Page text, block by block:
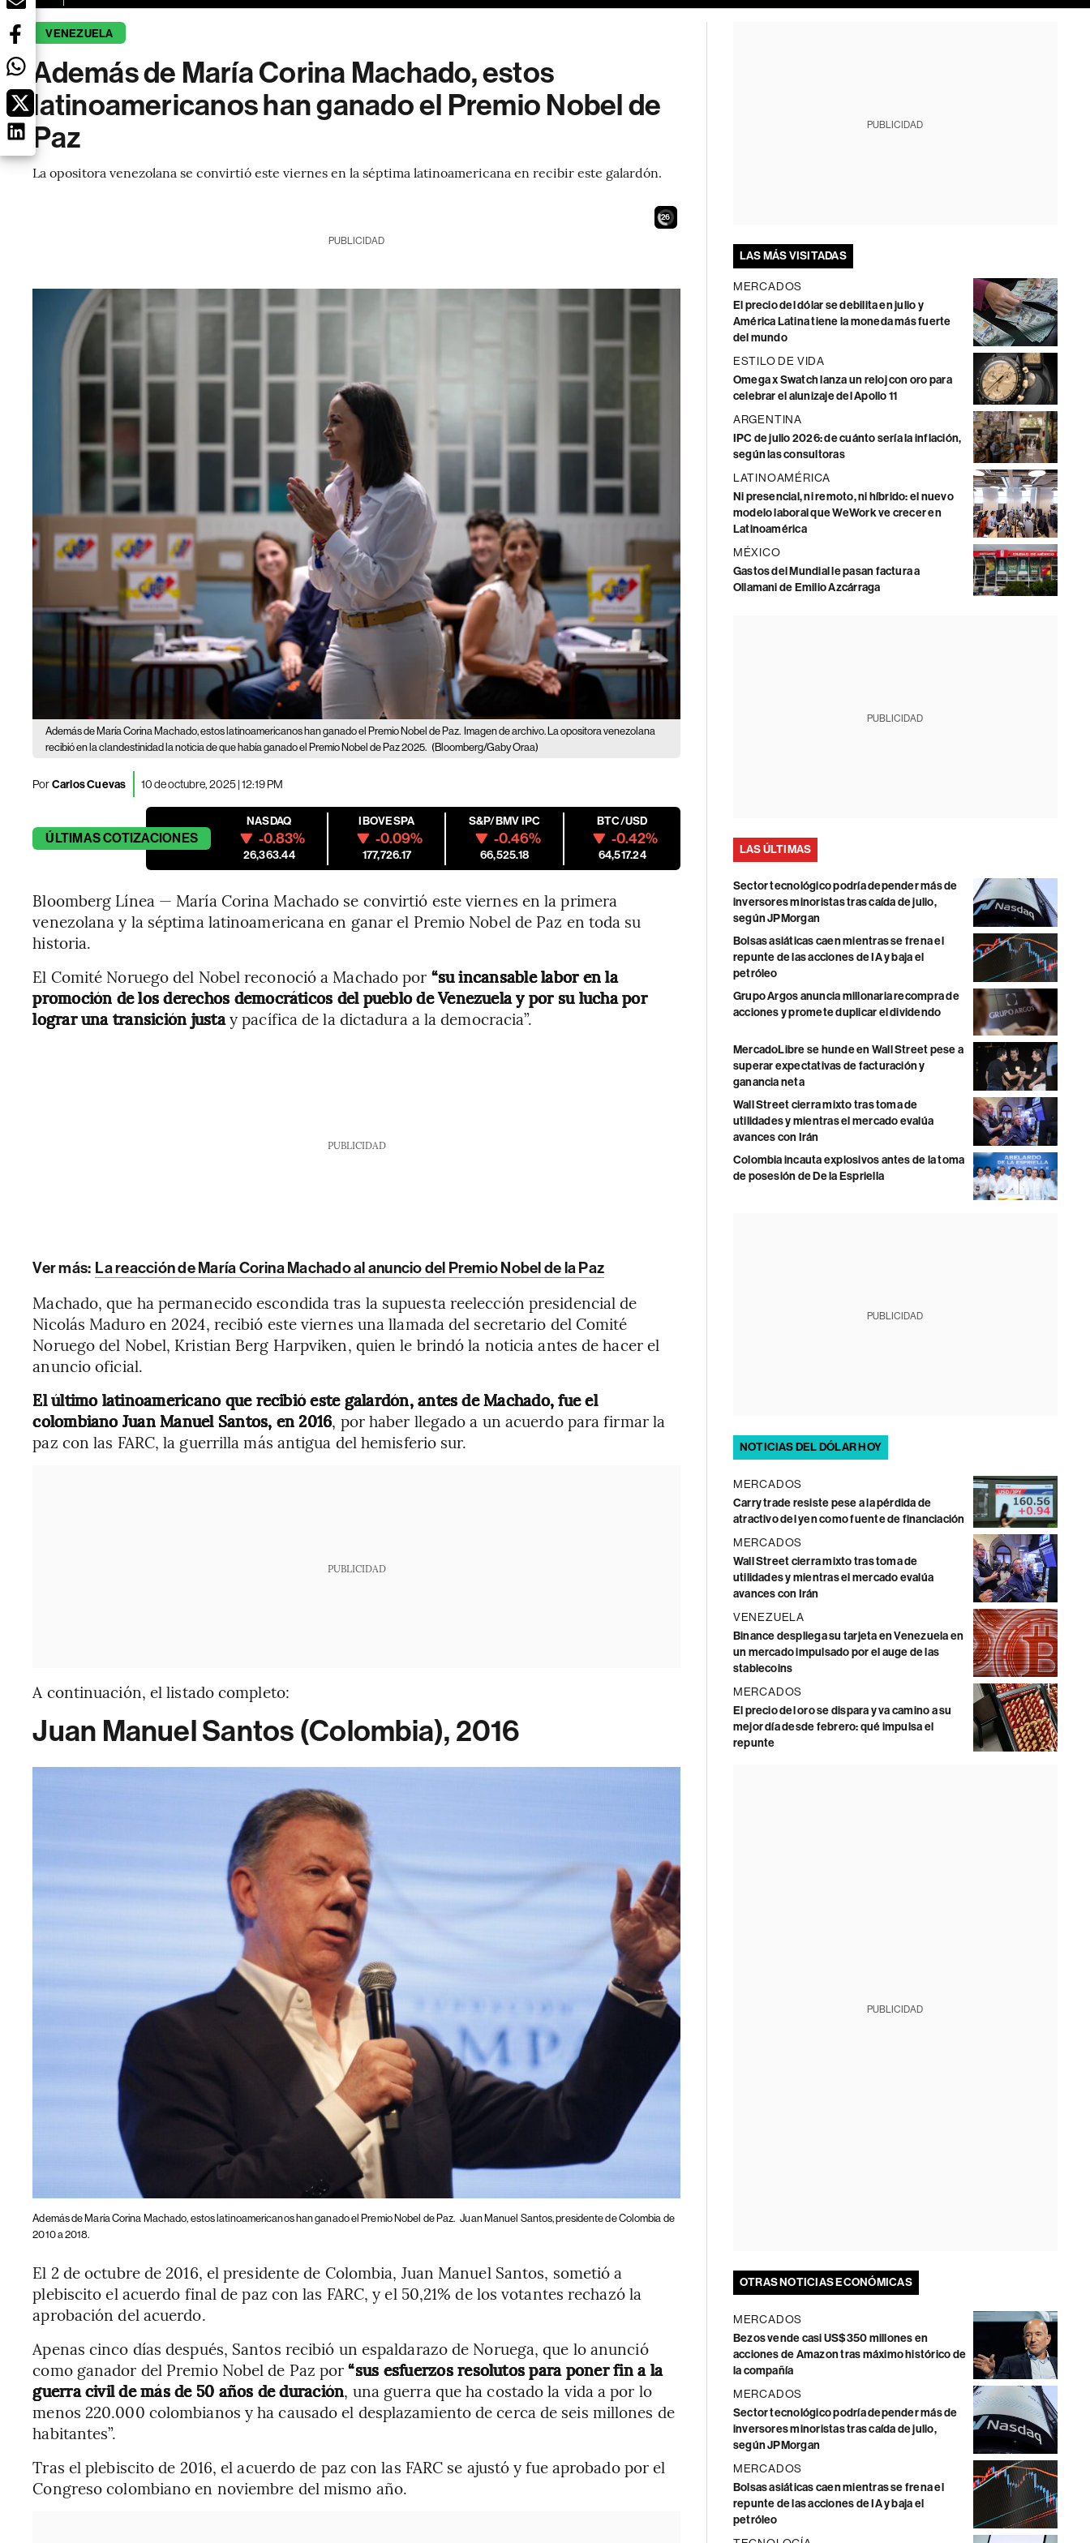
VENEZUELA
Además de María Corina Machado, estos
latinoamericanos han ganado el Premio Nobel de
Paz
La opositora venezolana se convirtió este viernes en la séptima latinoamericana en recibir este galardón.
24
PUBLICIDAD
Además de María Corina Machado, estos latinoamericanos han ganado el Premio Nobel de Paz. Imagen de archivo. La opositora venezolana
recibió en la clandestinidad la noticia de que había ganado el Premio Nobel de Paz 2025. (Bloomberg/Gaby Oraa)
PorCarlos Cuevas 10 de octubre, 2025 | 12:19 PM
ÚLTIMASCOTIZACIONES
NASDAQ
-0.83%
26,363.44
IBOVESPA
-0.09%
177,726.17
S&P/BMV IPC
-0.46%
66,525.18
BTC/USD
-0.42%
64,517.24
Bloomberg Línea — María Corina Machado se convirtió este viernes en la primera
venezolana y la séptima latinoamericana en ganar el Premio Nobel de Paz en toda su
historia.
El Comité Noruego del Nobel reconoció a Machado por “su incansable labor en la
promoción de los derechos democráticos del pueblo de Venezuela y por su lucha por
lograr una transición justay pacífica de la dictadura a la democracia”.
PUBLICIDAD
Ver más: La reacción de María Corina Machado al anuncio del Premio Nobel de la Paz
Machado, que ha permanecido escondida tras la supuesta reelección presidencial de
Nicolás Maduro en 2024, recibió este viernes una llamada del secretario del Comité
Noruego del Nobel, Kristian Berg Harpviken, quien le brindó la noticia antes de hacer el
anuncio oficial.
El último latinoamericano que recibió este galardón, antes de Machado, fue el
colombiano Juan Manuel Santos, en 2016, por haber llegado a un acuerdo para firmar la
paz con las FARC, la guerrilla más antigua del hemisferio sur.
PUBLICIDAD
A continuación, el listado completo:
Juan Manuel Santos (Colombia), 2016
Además de María Corina Machado, estos latinoamericanos han ganado el Premio Nobel de Paz. Juan Manuel Santos, presidente de Colombia de
2010 a 2018.
El 2 de octubre de 2016, el presidente de Colombia, Juan Manuel Santos, sometió a
plebiscito el acuerdo final de paz con las FARC, y el 50,21% de los votantes rechazó la
aprobación del acuerdo.
Apenas cinco días después, Santos recibió un espaldarazo de Noruega, que lo anunció
como ganador del Premio Nobel de Paz por“sus esfuerzos resolutos para poner fin a la
guerra civil de más de 50 años de duración, una guerra que ha costado la vida a por lo
menos 220.000 colombianos y ha causado el desplazamiento de cerca de seis millones de
habitantes”.
Tras el plebiscito de 2016, el acuerdo de paz con las FARC se ajustó y fue aprobado por el
Congreso colombiano en noviembre del mismo año.
PUBLICIDAD
LAS MÁS VISITADAS
MERCADOS
El precio del dólar se debilita en julio y
América Latina tiene la moneda más fuerte
del mundo
ESTILO DE VIDA
Omega x Swatch lanza un reloj con oro para
celebrar el alunizaje del Apollo 11
ARGENTINA
IPC de julio 2026: de cuánto sería la inflación,
según las consultoras
LATINOAMÉRICA
Ni presencial, ni remoto, ni híbrido: el nuevo
modelo laboral que WeWork ve crecer en
Latinoamérica
MÉXICO
Gastos del Mundial le pasan factura a
Ollamani de Emilio Azcárraga
PUBLICIDAD
LAS ÚLTIMAS
Sector tecnológico podría depender más de
inversores minoristas tras caída de julio,
según JPMorgan
Bolsas asiáticas caen mientras se frena el
repunte de las acciones de IA y baja el
petróleo
Grupo Argos anuncia millonaria recompra de
acciones y promete duplicar el dividendo
MercadoLibre se hunde en Wall Street pese a
superar expectativas de facturación y
ganancia neta
Wall Street cierra mixto tras toma de
utilidades y mientras el mercado evalúa
avances con Irán
Colombia incauta explosivos antes de la toma
de posesión de De la Espriella
PUBLICIDAD
NOTICIAS DEL DÓLAR HOY
MERCADOS
Carry trade resiste pese a la pérdida de
atractivo del yen como fuente de financiación
MERCADOS
Wall Street cierra mixto tras toma de
utilidades y mientras el mercado evalúa
avances con Irán
VENEZUELA
Binance despliega su tarjeta en Venezuela en
un mercado impulsado por el auge de las
stablecoins
MERCADOS
El precio del oro se dispara y va camino a su
mejor día desde febrero: qué impulsa el
repunte
PUBLICIDAD
OTRAS NOTICIAS ECONÓMICAS
MERCADOS
Bezos vende casi US$350 millones en
acciones de Amazon tras máximo histórico de
la compañía
MERCADOS
Sector tecnológico podría depender más de
inversores minoristas tras caída de julio,
según JPMorgan
MERCADOS
Bolsas asiáticas caen mientras se frena el
repunte de las acciones de IA y baja el
petróleo